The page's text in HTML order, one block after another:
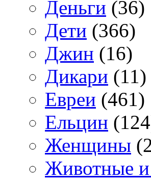
Деньги (36)
Дети (366)
Джин (16)
Дикари (11)
Евреи (461)
Ельцин
Женщины
Животные и